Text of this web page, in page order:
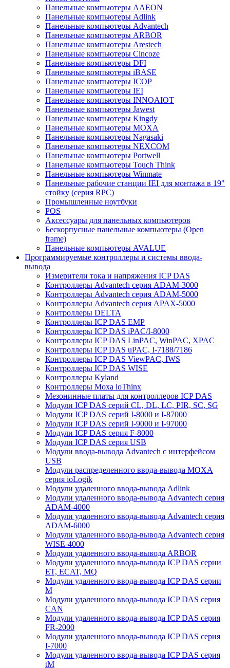
Панельные компьютеры AAEON
Панельные компьютеры Adlink
Панельные компьютеры Advantech
Панельные компьютеры ARBOR
Панельные компьютеры Arestech
Панельные компьютеры Cincoze
Панельные компьютеры DFI
Панельные компьютеры iBASE
Панельные компьютеры ICOP
Панельные компьютеры IEI
Панельные компьютеры INNOAIOT
Панельные компьютеры Jawest
Панельные компьютеры Kingdy
Панельные компьютеры MOXA
Панельные компьютеры Nagasaki
Панельные компьютеры NEXCOM
Панельные компьютеры Portwell
Панельные компьютеры Touch Think
Панельные компьютеры Winmate
Панельные рабочие станции IEI для монтажа в 19"
стойку (серия RPC)
Промышленные ноутбуки
POS
Аксессуары для панельных компьютеров
Бескорпусные панельные компьютеры (Open
frame)
Панельные компьютеры AVALUE
Программируемые контроллеры и системы ввода-
вывода
Измерители тока и напряжения ICP DAS
Контроллеры Advantech серия ADAM-3000
Контроллеры Advantech серия ADAM-5000
Контроллеры Advantech серия APAX-5000
Контроллеры DELTA
Контроллеры ICP DAS EMP
Контроллеры ICP DAS iPAC/I-8000
Контроллеры ICP DAS LinPAC, WinPAC, XPAC
Контроллеры ICP DAS uPAC, I-7188/7186
Контроллеры ICP DAS ViewPAC, IWS
Контроллеры ICP DAS WISE
Контроллеры Kyland
Контроллеры Moxa ioThinx
Мезонинные платы для контроллеров ICP DAS
Модули ICP DAS серий CL, DL, LC, PIR, SC, SG
Модули ICP DAS серий I-8000 и I-87000
Модули ICP DAS серий I-9000 и I-97000
Модули ICP DAS серия F-8000
Модули ICP DAS серия USB
Модули ввода-вывода Advantech с интерфейсом
USB
Модули распределенного ввода-вывода MOXA
серия ioLogik
Модули удаленного ввода-вывода Adlink
Модули удаленного ввода-вывода Advantech серия
ADAM-4000
Модули удаленного ввода-вывода Advantech серия
ADAM-6000
Модули удаленного ввода-вывода Advantech серия
WISE-4000
Модули удаленного ввода-вывода ARBOR
Модули удаленного ввода-вывода ICP DAS серии
ET, ECAT, MQ
Модули удаленного ввода-вывода ICP DAS серии
M
Модули удаленного ввода-вывода ICP DAS серия
CAN
Модули удаленного ввода-вывода ICP DAS серия
FR-2000
Модули удаленного ввода-вывода ICP DAS серия
I-7000
Модули удаленного ввода-вывода ICP DAS серия
tM